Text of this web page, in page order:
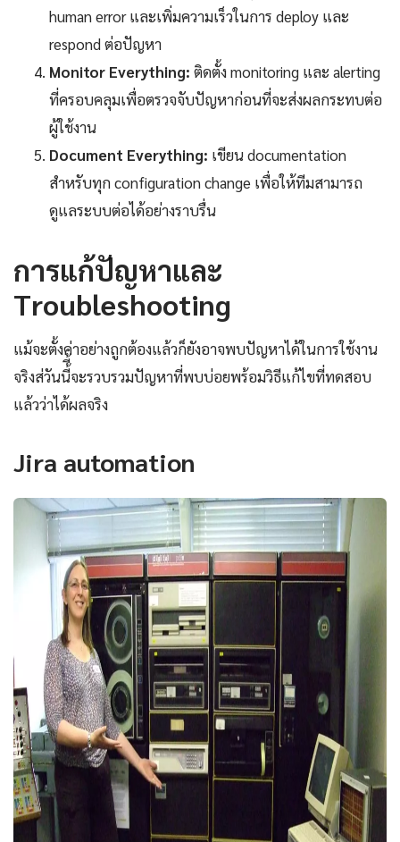
human error และเพิ่มความเร็วในการ deploy และ
respond ต่อปัญหา
Monitor Everything: ติดตั้ง monitoring และ alerting
ที่ครอบคลุมเพื่อตรวจจับปัญหาก่อนที่จะส่งผลกระทบต่อ
ผู้ใช้งาน
Document Everything: เขียน documentation
สำหรับทุก configuration change เพื่อให้ทีมสามารถ
ดูแลระบบต่อได้อย่างราบรื่น
การแก้ปัญหาและ
Troubleshooting
แม้จะตั้งค่าอย่างถูกต้องแล้วก็ยังอาจพบปัญหาได้ในการใช้งาน
จริงส่วันนี้ี้จะรวบรวมปัญหาที่พบบ่อยพร้อมวิธีแก้ไขที่ทดสอบ
แล้วว่าได้ผลจริง
Jira automation